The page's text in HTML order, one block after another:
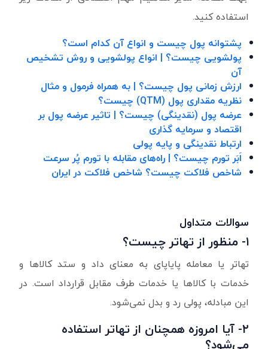
استفاده کنید.
پشتوانه پول چیست و انواع آن کدام است؟
پولشویی چیست؟ | انواع پولشویی و روش تشخیص
آن
ارزش زمانی پول چیست؟ | به همراه فرمول و مثال
نظریه مقداری پول (QTM) چیست؟
عرضه پول (نقدینگی) چیست؟ | تاثیر عرضه پول بر
اقتصاد و سرمایه گذاری
ارتباط نقدینگی و پایه پولی
اَبَر تورم چیست؟ | راه‌های مقابله با تورم پُر سرعت
شاخص فلاکت چیست؟ شاخص فلاکت در ایران
سوالات متداول
۱- منظور از تهاتر چیست؟
تهاتر یا معامله پایاپای به معنای داد و ستد کالاها و
خدمات با کالاها یا خدمات طرف مقابل قرارداد است. در
این مبادله، پولی رد و بدل نمی‌شود.
۲- آیا امروزه همچنان از تهاتر استفاده
می‌شود؟